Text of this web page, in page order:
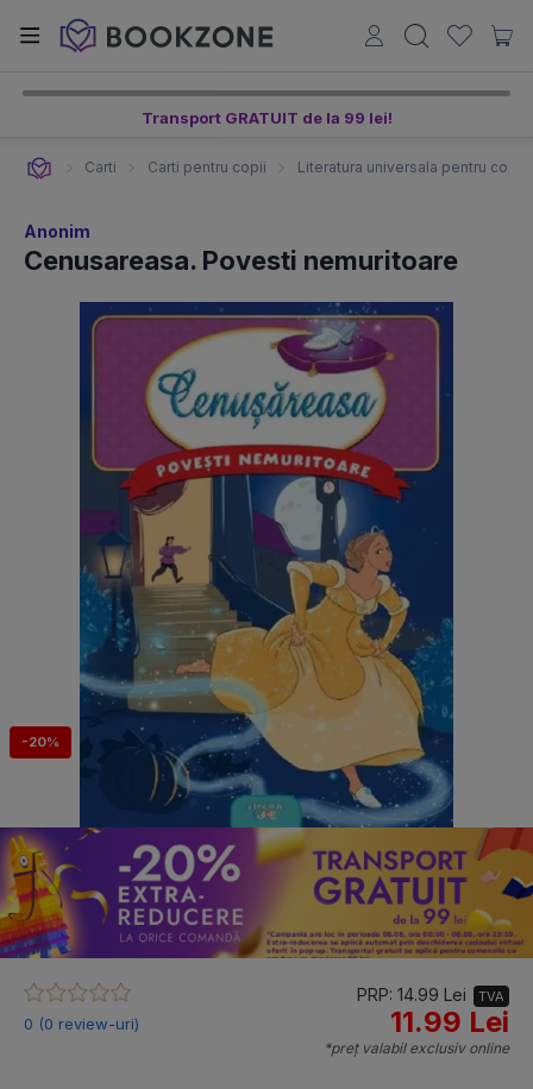
Transport GRATUIT de la 99 lei!
Carti Carti pentru copii Literatura universala pentru copii
Anonim
Cenusareasa. Povesti nemuritoare
-20%
0 (0 review-uri)
PRP: 14.99 Lei TVA
11.99 Lei
*preț valabil exclusiv online